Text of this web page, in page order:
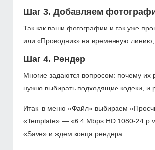
Шаг 3. Добавляем
Так как ваши фотографии и так уже
или «Проводник» на временную линию,
Шаг 4. Рендер
Многие задаются вопросом: почему их
нужно выбирать подходящие кодеки, и
Итак, в меню «Файл» выбираем
«Template» — «6.4 Mbps HD 1080-24 p
«Save» и ждем конца рендера.